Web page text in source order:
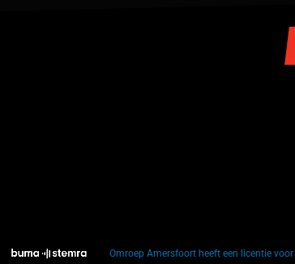
Omroep Amersfoort heeft een licentie